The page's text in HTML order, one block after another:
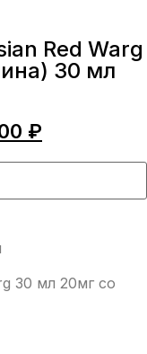
Red Warg
30 мл
₽
193,00 ₽.